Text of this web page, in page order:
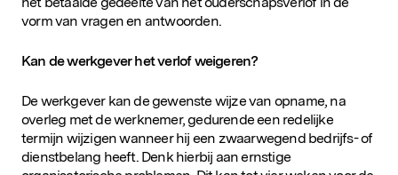
vorm van vragen en antwoorden.
Kan de werkgever het verlof weigeren?
De werkgever kan de gewenste wijze van opname, na
overleg met de werknemer, gedurende een redelijke
termijn wijzigen wanneer hij een zwaarwegend bedrijfs- of
dienstbelang heeft. Denk hierbij aan ernstige